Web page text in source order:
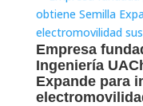
Empresa
Ingeniería
Expande para